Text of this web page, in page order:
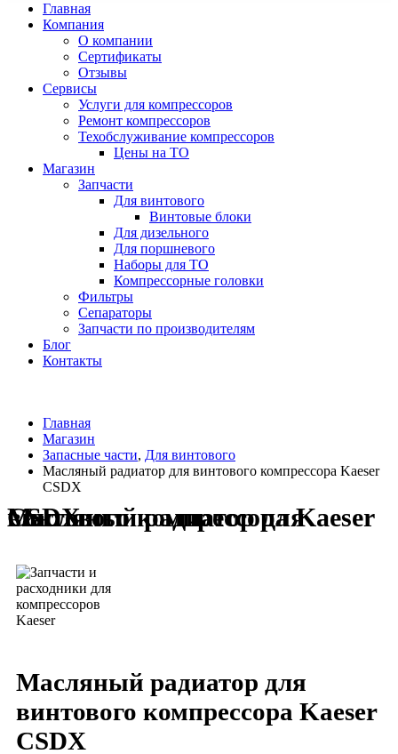
Главная
Компания
О компании
Сертификаты
Отзывы
Сервисы
Услуги для компрессоров
Ремонт компрессоров
Техобслуживание компрессоров
Цены на ТО
Магазин
Запчасти
Для винтового
Винтовые блоки
Для дизельного
Для поршневого
Наборы для ТО
Компрессорные головки
Фильтры
Сепараторы
Запчасти по производителям
Блог
Контакты
Главная
Магазин
Запасные части, Для винтового
Масляный радиатор для винтового компрессора Kaeser
CSDX
Масляный радиатор для винтового компрессора Kaeser CSDX
Масляный радиатор для
винтового компрессора Kaeser
CSDX